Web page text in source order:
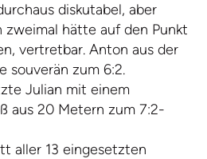
diskutabel, aber
zweimal hätte auf den Punkt
vertretbar. Anton aus der
souverän zum 6:2.
Julian mit einem
aus 20 Metern zum 7:2-
aller 13 eingesetzten